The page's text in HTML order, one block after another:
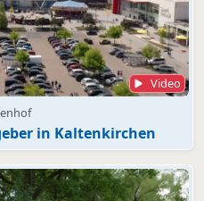
Video
in Kaltenkirchen